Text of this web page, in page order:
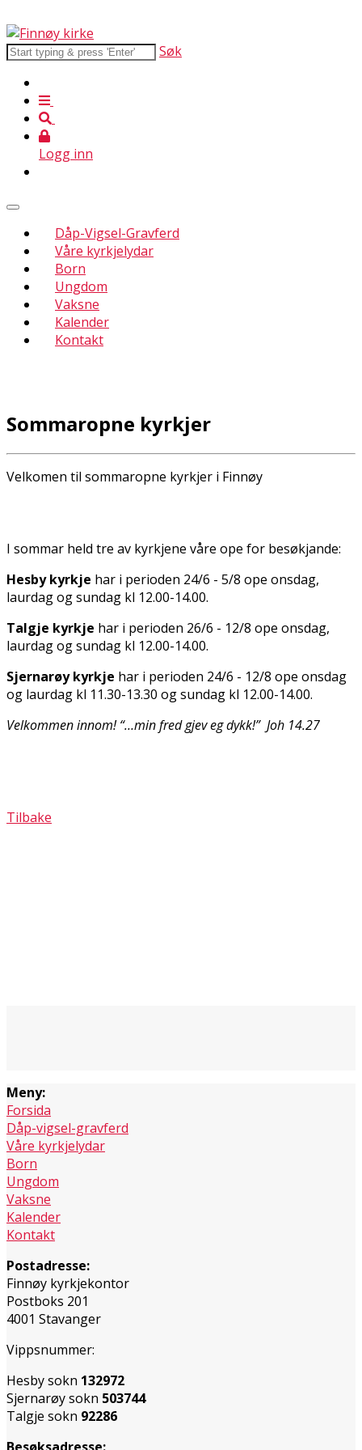
Søk
Logg inn
Dåp-Vigsel-Gravferd
Våre kyrkjelydar
Born
Ungdom
Vaksne
Kalender
Kontakt
Sommaropne kyrkjer
Velkomen til sommaropne kyrkjer i Finnøy
I sommar held tre av kyrkjene våre ope for besøkjande:
Hesby kyrkje har i perioden 24/6 - 5/8 ope onsdag,
laurdag og sundag kl 12.00-14.00.
Talgje kyrkje har i perioden 26/6 - 12/8 ope onsdag,
laurdag og sundag kl 12.00-14.00.
Sjernarøy kyrkje har i perioden 24/6 - 12/8 ope onsdag
og laurdag kl 11.30-13.30 og sundag kl 12.00-14.00.
Velkommen innom! “…min fred gjev eg dykk!” Joh 14.27
Tilbake
Meny:
Forsida
Dåp-vigsel-gravferd
Våre kyrkjelydar
Born
Ungdom
Vaksne
Kalender
Kontakt
Postadresse:
Finnøy kyrkjekontor
Postboks 201
4001 Stavanger
Vippsnummer:
Hesby sokn 132972
Sjernarøy sokn 503744
Talgje sokn 92286